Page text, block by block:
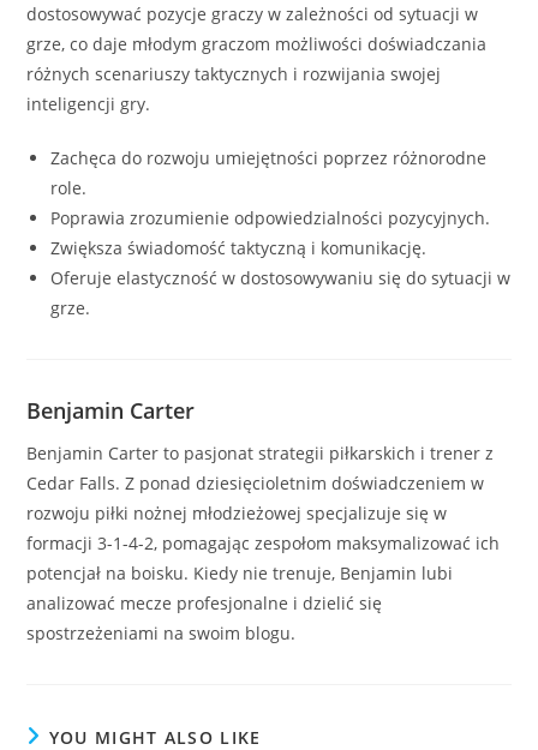
dostosowywać pozycje graczy w zależności od sytuacji w
grze, co daje młodym graczom możliwości doświadczania
różnych scenariuszy taktycznych i rozwijania swojej
inteligencji gry.
Zachęca do rozwoju umiejętności poprzez różnorodne
role.
Poprawia zrozumienie odpowiedzialności pozycyjnych.
Zwiększa świadomość taktyczną i komunikację.
Oferuje elastyczność w dostosowywaniu się do sytuacji w
grze.
Benjamin Carter
Benjamin Carter to pasjonat strategii piłkarskich i trener z
Cedar Falls. Z ponad dziesięcioletnim doświadczeniem w
rozwoju piłki nożnej młodzieżowej specjalizuje się w
formacji 3-1-4-2, pomagając zespołom maksymalizować ich
potencjał na boisku. Kiedy nie trenuje, Benjamin lubi
analizować mecze profesjonalne i dzielić się
spostrzeżeniami na swoim blogu.
YOU MIGHT ALSO LIKE